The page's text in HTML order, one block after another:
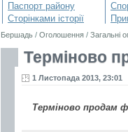
Паспорт району
Сторінками історії
Бершадь / Оголошення / Загальні
Терміново
1 Листопада 2013, 23:01
Терміново продам